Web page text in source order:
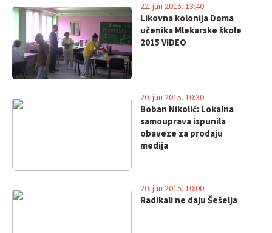
Likovna kolonija Doma
učenika Mlekarske škole
2015 VIDEO
22. jun 2015. 13:40
Boban Nikolić: Lokalna
samouprava ispunila
obaveze za prodaju
medija
20. jun 2015. 10:30
Radikali ne daju Šešelja
20. jun 2015. 10:00